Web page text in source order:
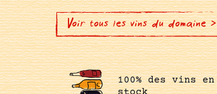
Voir tous les vins du domaine >
100% des vins en